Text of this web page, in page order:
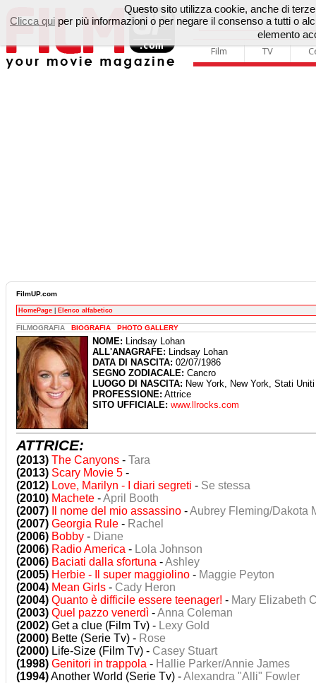
Film TV
FilmUP.com
HomePage Elenco alfabetico
FILMOGRAFIA BIOGRAFIA PHOTO GALLERY
NOME: Lindsay Lohan
ALL'ANAGRAFE: Lindsay Lohan
DATA DI NASCITA: 02/07/1986
SEGNO ZODIACALE: Cancro
LUOGO DI NASCITA: New York, New York, Stati Uniti
PROFESSIONE: Attrice
SITO UFFICIALE: www.llrocks.com
ATTRICE:
(2013) The Canyons - Tara
(2013) Scary Movie 5 -
(2012) Love, Marilyn - I diari segreti - Se stessa
(2010) Machete -April Booth
(2007)
Il nome del mio assassino -Aubrey Fleming/Dakota
(2007) Georgia Rule - Rachel
(2006) Bobby - Diane
(2006) Radio America - Lola Johnson
(2006) Baciati dalla sfortuna -Ashley
(2005) Herbie - Il super maggiolino - Maggie Peyton
(2004) Mean Girls - Cady Heron
(2004) Quanto è difficile essere teenager! - Mary Elizabeth
(2003) Quel pazzo venerdì -Anna Coleman
(2002) Get a clue (Film Tv) - Lexy Gold
(2000) Bette (Serie Tv) - Rose
(2000) Life-Size (Film Tv) - Casey Stuart
(1998) Genitori in trappola - Hallie Parker/Annie James
(1994)Another World (Serie Tv) -Alexandra "Alli" Fowler
Questo sito utilizza cookie, anche di
Clicca qui per più informazioni o per negare il consenso a tutti o
elemento